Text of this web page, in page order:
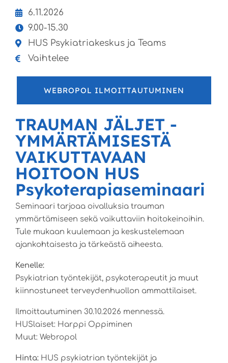
6.11.2026
9.00-15.30
HUS Psykiatriakeskus ja Teams
Vaihtelee
WEBROPOL ILMOITTAUTUMINEN
TRAUMAN JÄLJET -
YMMÄRTÄMISESTÄ
VAIKUTTAVAAN
HOITOON HUS
Psykoterapiaseminaari
Seminaari tarjoaa oivalluksia trauman
ymmärtämiseen sekä vaikuttaviin hoitokeinoihin.
Tule mukaan kuulemaan ja keskustelemaan
ajankohtaisesta ja tärkeästä aiheesta.
Kenelle:
Psykiatrian työntekijät, psykoterapeutit ja muut
kiinnostuneet terveydenhuollon ammattilaiset.
Ilmoittautuminen 30.10.2026 mennessä.
HUSlaiset: Harppi Oppiminen
Muut: Webropol
Hinta: HUS psykiatrian työntekijät ja